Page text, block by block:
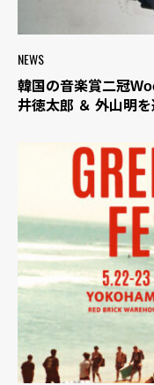
NEWS
韓国の音楽賞二冠
井徳太郎 ＆ 外山明